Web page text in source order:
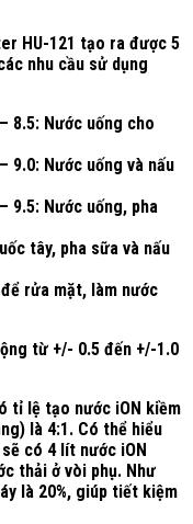
HU-121 tạo ra được 5
nhu cầu sử dụng
8.5: Nước uống cho
9.0: Nước uống và nấu
9.5: Nước uống, pha
tây, pha sữa và nấu
rửa mặt, làm nước
từ +/- 0.5 đến +/-1.0
tỉ lệ tạo nước iON kiềm
là 4:1. Có thể hiểu
có 4 lít nước iON
thải ở vòi phụ. Như
là 20%, giúp tiết kiệm